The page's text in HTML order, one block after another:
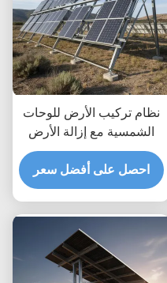
نظام تركيب الأرض للوحات
الشمسية مع إزالة الأرض
تصل إلى 1.2m وإزالة
الارتفاع 8 إلى 15 قدم
نموذجية
احصل على أفضل سعر